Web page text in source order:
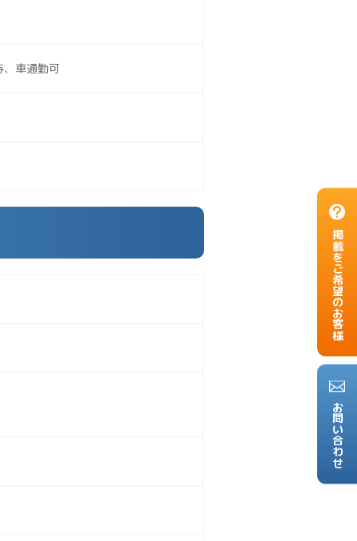
掲載をご希望のお客様
お問い合わせ
車通勤可